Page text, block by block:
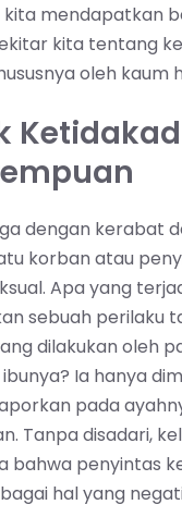
kita mendapatkan
kita tentang
oleh kaum
dengan kerabat
korban atau
Apa yang
sebuah perilaku
dilakukan oleh
Ia hanya
pada
Tanpa disadari,
bahwa penyintas
hal yang